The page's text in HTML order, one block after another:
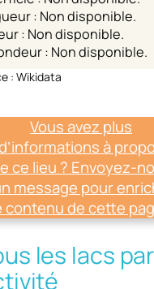
: Non disponible.
: Non disponible.
: Non disponible.
: Wikidata
Vous avez plus
à
ce lieu ? Envoyez-
message pour
contenu de cette
les lacs par